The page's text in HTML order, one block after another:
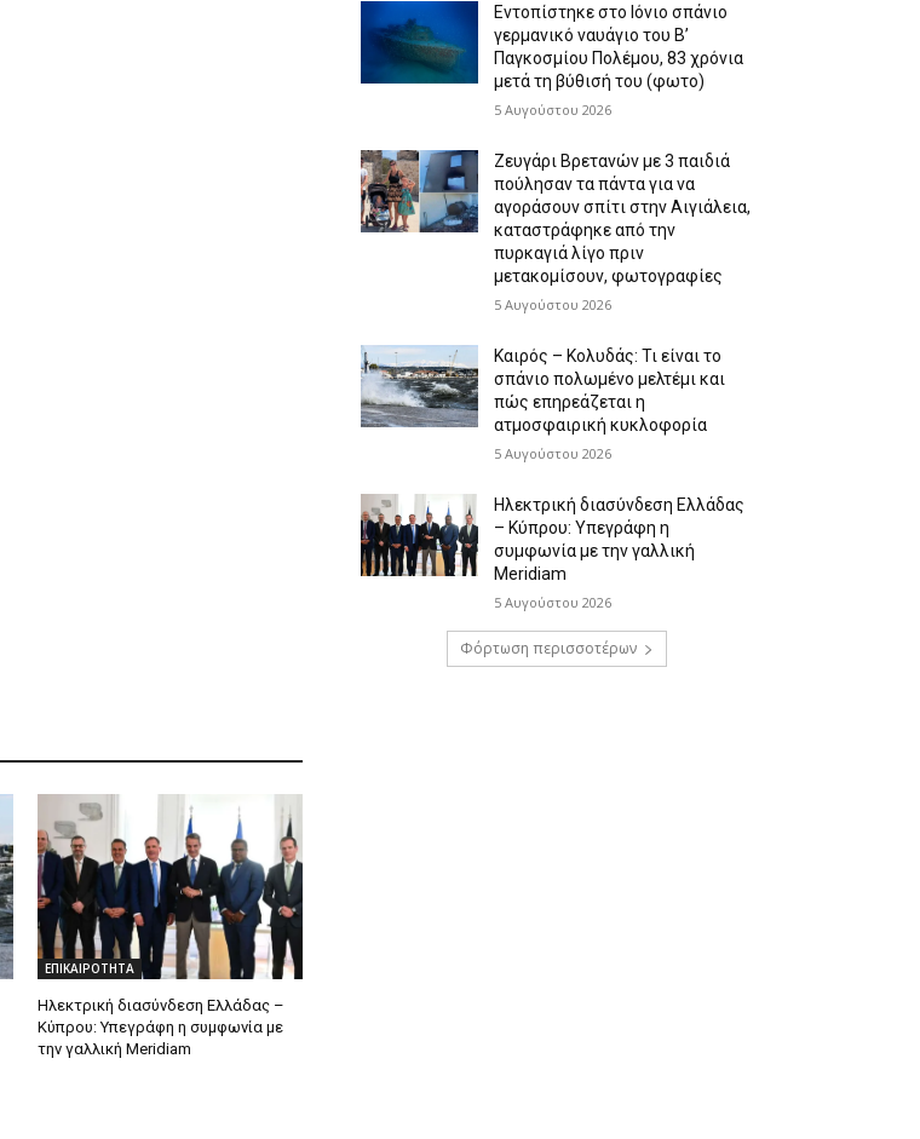
Εντοπίστηκε στο Ιόνιο σπάνιο
γερμανικό ναυάγιο του Β’
Παγκοσμίου Πολέμου, 83 χρόνια
μετά τη βύθισή του (φωτο)
5 Αυγούστου 2026
Ζευγάρι Βρετανών με 3 παιδιά
πούλησαν τα πάντα για να
αγοράσουν σπίτι στην Αιγιάλεια,
καταστράφηκε από την
πυρκαγιά λίγο πριν
μετακομίσουν, φωτογραφίες
5 Αυγούστου 2026
Καιρός – Κολυδάς: Τι είναι το
σπάνιο πολωμένο μελτέμι και
πώς επηρεάζεται η
ατμοσφαιρική κυκλοφορία
5 Αυγούστου 2026
Ηλεκτρική διασύνδεση Ελλάδας
– Κύπρου: Υπεγράφη η
συμφωνία με την γαλλική
Meridiam
5 Αυγούστου 2026
Φόρτωση περισσοτέρων
ΕΠΙΚΑΙΡΟΤΗΤΑ
Ηλεκτρική διασύνδεση Ελλάδας –
Κύπρου: Υπεγράφη η συμφωνία με
την γαλλική Meridiam